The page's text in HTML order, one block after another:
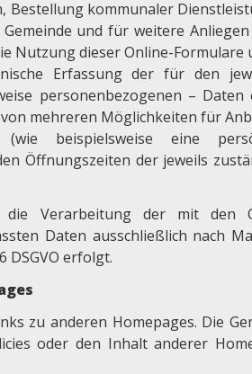
Bestellung kommunaler
und für weitere
Nutzung dieser Online-Formulare
Erfassung der für den
personenbezogenen – Daten
mehreren Möglichkeiten für
beispielsweise eine
Öffnungszeiten der jeweils
die Verarbeitung der mit den
Daten ausschließlich nach
DSGVO erfolgt.
zu anderen Homepages. Die
oder den Inhalt anderer